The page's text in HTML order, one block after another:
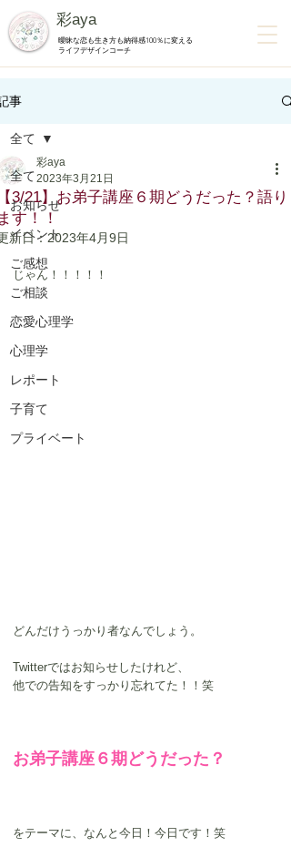
彩aya
曖昧な恋も生き方も納得感100％に変える
ライフデザインコーチ
事
全て
お知らせ
イベント
ご感想
ご相談
恋愛心理学
心理学
レポート
子育て
プライベート
全て
3/21】お弟子講座６期どうだった？語り
す！！
彩aya
2023年3月21日
新日：2023年4月9日
じゃん！！！！！
どんだけうっかり者なんでしょう。
Twitterではお知らせしたけれど、
他での告知をすっかり忘れてた！！笑
お弟子講座６期どうだった？
をテーマに、なんと今日！今日です！笑